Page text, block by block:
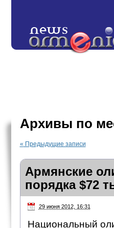
Архивы по
« Предыдущие записи
Армянские
порядка $72
29 июня 2012, 16:31
Национальный